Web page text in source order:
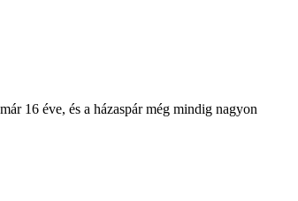
16 éve, és a házaspár még mindig nagyon